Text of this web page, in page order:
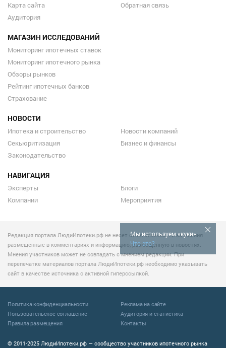
Мы используем «куки»
Что это?
Карта сайта
Аудитория
Обратная связь
МАГАЗИН ИССЛЕДОВАНИЙ
Мониторинг ипотечных ставок
Мониторинг ипотечного рынка
Обзоры рынков
Рейтинг ипотечных банков
Страхование
НОВОСТИ
Ипотека и строительство
Секьюритизация
Законодательство
Новости компаний
Бизнес и финансы
НАВИГАЦИЯ
Эксперты
Компании
Блоги
Мероприятия
Редакция портала ЛюдиИпотеки.рф не несет ответственности за мнения
размещенные в комментариях и информацию, размещенную в новостях.
Мнения участников может не совпадать с мнением редакции. При
перепечатке материалов портала ЛюдиИпотеки.рф необходимо указывать
сайт в качестве источника с активной гиперссылкой.
© 2011-2025 ЛюдиИпотеки.рф — сообщество участников ипотечного рынка
Политика конфиденциальности
Пользовательское соглашение
Правила размещения
Реклама на сайте
Аудитория и статистика
Контакты